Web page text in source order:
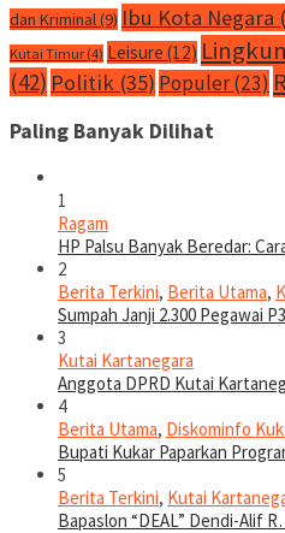
dan Kriminal(9) Ibu Kota Negara
Kutai Timur (4) Leisure (12)
(42) Politik (35) Populer(23)
Paling Banyak Dilihat
1
Ragam
HP Palsu Banyak Beredar:
2
Berita Terkini, Berita Utama,
Sumpah Janji 2.300 Pegawai
3
Kutai Kartanegara
Anggota DPRD Kutai
4
Berita Utama, Diskominfo
Bupati Kukar Paparkan
5
Berita Terkini, Kutai
Bapaslon “DEAL” Dendi-Alif